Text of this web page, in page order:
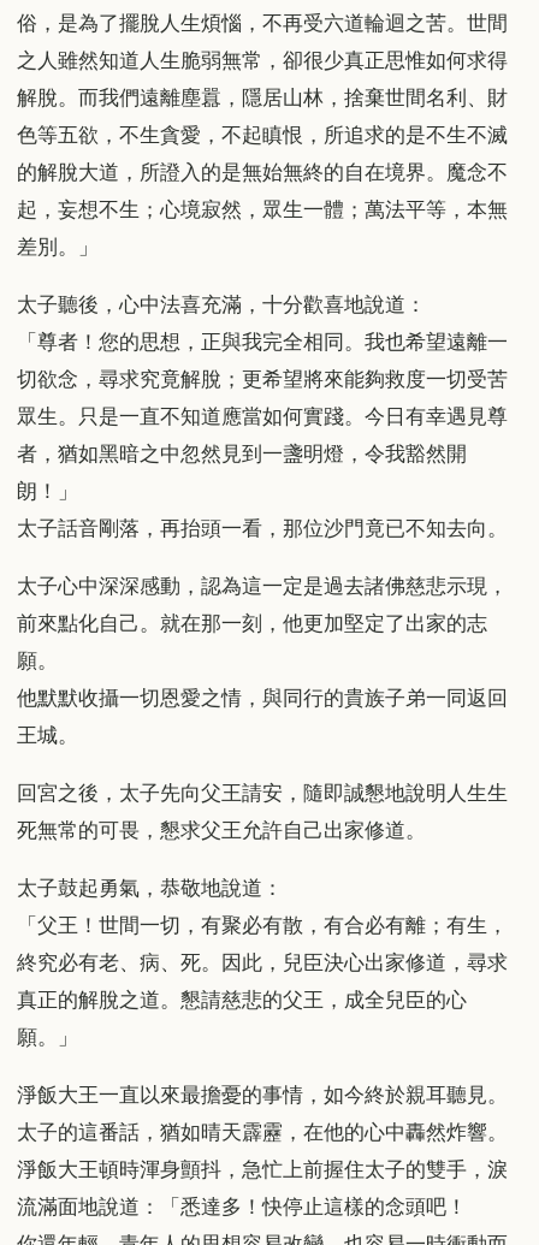
俗，是為了擺脫人生煩惱，不再受六道輪迴之苦。世間
之人雖然知道人生脆弱無常，卻很少真正思惟如何求得
解脫。而我們遠離塵囂，隱居山林，捨棄世間名利、財
色等五欲，不生貪愛，不起瞋恨，所追求的是不生不滅
的解脫大道，所證入的是無始無終的自在境界。魔念不
起，妄想不生；心境寂然，眾生一體；萬法平等，本無
差別。」
太子聽後，心中法喜充滿，十分歡喜地說道：
「尊者！您的思想，正與我完全相同。我也希望遠離一
切欲念，尋求究竟解脫；更希望將來能夠救度一切受苦
眾生。只是一直不知道應當如何實踐。今日有幸遇見尊
者，猶如黑暗之中忽然見到一盞明燈，令我豁然開
朗！」
太子話音剛落，再抬頭一看，那位沙門竟已不知去向。
太子心中深深感動，認為這一定是過去諸佛慈悲示現，
前來點化自己。就在那一刻，他更加堅定了出家的志
願。
他默默收攝一切恩愛之情，與同行的貴族子弟一同返回
王城。
回宮之後，太子先向父王請安，隨即誠懇地說明人生生
死無常的可畏，懇求父王允許自己出家修道。
太子鼓起勇氣，恭敬地說道：
「父王！世間一切，有聚必有散，有合必有離；有生，
終究必有老、病、死。因此，兒臣決心出家修道，尋求
真正的解脫之道。懇請慈悲的父王，成全兒臣的心
願。」
淨飯大王一直以來最擔憂的事情，如今終於親耳聽見。
太子的這番話，猶如晴天霹靂，在他的心中轟然炸響。
淨飯大王頓時渾身顫抖，急忙上前握住太子的雙手，淚
流滿面地說道：「悉達多！快停止這樣的念頭吧！